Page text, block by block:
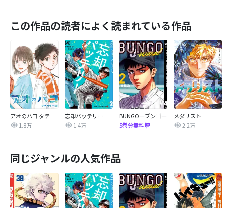
この作品の読者によく読まれている作品
アオのハコ タテカラー版【タテヨミ】
1.8万
忘却バッテリー
1.4万
BUNGO―ブンゴ―
5巻分無料増
メダリスト
2.2万
同じジャンルの人気作品